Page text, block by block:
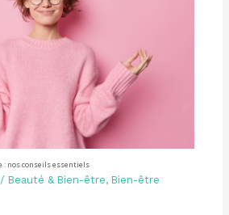
: nos conseils essentiels
/ Beauté & Bien-être, Bien-être